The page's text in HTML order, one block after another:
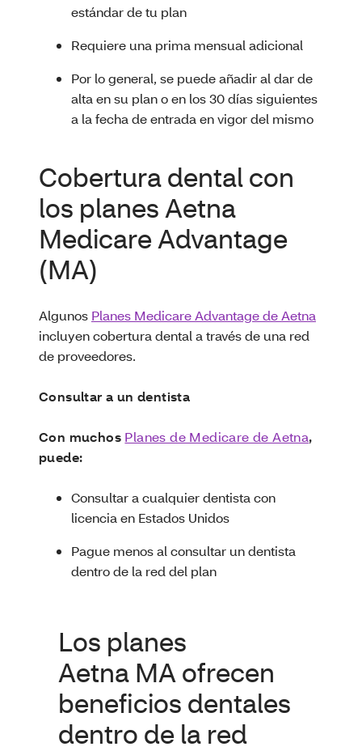
estándar de tu plan
Requiere una prima mensual adicional
Por lo general, se puede añadir al dar de
alta en su plan o en los 30 días siguientes
a la fecha de entrada en vigor del mismo
Cobertura dental con
los planes Aetna
Medicare Advantage
(MA)
Algunos Planes Medicare Advantage de Aetna
incluyen cobertura dental a través de una red
de proveedores.
Consultar a un dentista
Con muchos Planes de Medicare de Aetna,
puede:
Consultar a cualquier dentista con
licencia en Estados Unidos
Pague menos al consultar un dentista
dentro de la red del plan
Los planes
Aetna MA ofrecen
beneficios dentales
dentro de la red